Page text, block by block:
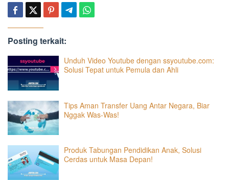
Posting terkait:
Unduh Video Youtube dengan ssyoutube.com:
Solusi Tepat untuk Pemula dan Ahli
Tips Aman Transfer Uang Antar Negara, Biar
Nggak Was-Was!
Produk Tabungan Pendidikan Anak, Solusi
Cerdas untuk Masa Depan!